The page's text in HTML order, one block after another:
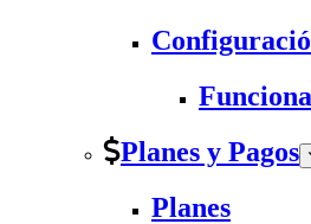
Planes y Pagos
Planes